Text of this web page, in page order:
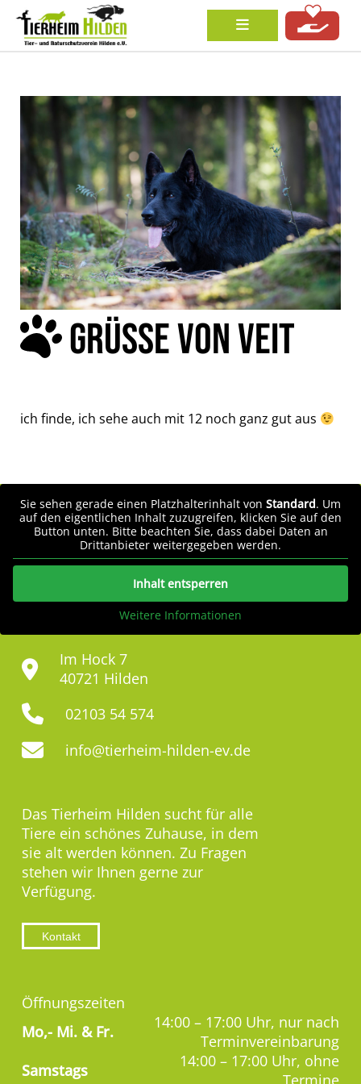
GRÜSSE VON VEIT
ich finde, ich sehe auch mit 12 noch ganz gut aus
Sie sehen gerade einen Platzhalterinhalt von Standard. Um
auf den eigentlichen Inhalt zuzugreifen, klicken Sie auf den
Button unten. Bitte beachten Sie, dass dabei Daten an
Drittanbieter weitergegeben werden.
Inhalt entsperren
Weitere Informationen
Im Hock 7
40721 Hilden
02103 54 574
info@tierheim-hilden-ev.de
Das Tierheim Hilden sucht für alle
Tiere ein schönes Zuhause, in dem
sie alt werden können. Zu Fragen
stehen wir Ihnen gerne zur
Verfügung.
Kontakt
Öffnungszeiten
Mo,- Mi. & Fr.
14:00 – 17:00 Uhr, nur nach
Terminvereinbarung
Samstags
14:00 – 17:00 Uhr, ohne